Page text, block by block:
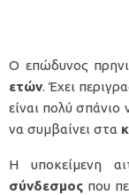
Ο επώδυνος
ετών. Έχει
είναι πολύ σπάνιο
να συμβαίνει στα
Η υποκείμενη
σύνδεσμος που